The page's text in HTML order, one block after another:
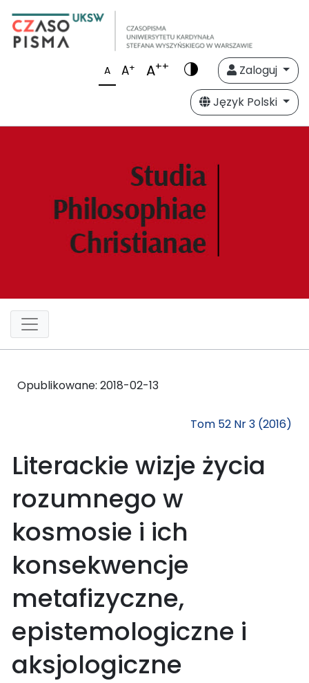
A A+ A++
Zaloguj
Język Polski
Opublikowane: 2018-02-13
Tom 52 Nr 3 (2016)
Literackie wizje życia
rozumnego w
kosmosie i ich
konsekwencje
metafizyczne,
epistemologiczne i
aksjologiczne